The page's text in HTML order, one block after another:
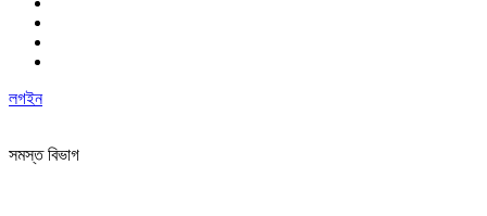
লগইন
সমস্ত বিভাগ